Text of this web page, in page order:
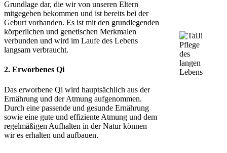
Grundlage dar, die wir von unseren Eltern
mitgegeben bekommen und ist bereits bei der
Geburt vorhanden. Es ist mit den grundlegenden
körperlichen und genetischen Merkmalen
verbunden und wird im Laufe des Lebens
langsam verbraucht.
2. Erworbenes Qi
Das erworbene Qi wird hauptsächlich aus der
Ernährung und der Atmung aufgenommen.
Durch eine passende und gesunde Ernährung
sowie eine gute und effiziente Atmung und dem
regelmäßigen Aufhalten in der Natur können
wir es erhalten und aufbauen.